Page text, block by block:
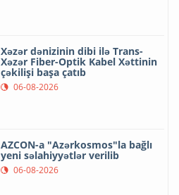
Xəzər dənizinin dibi ilə Trans-
Xəzər Fiber-Optik Kabel Xəttinin
çəkilişi başa çatıb
06-08-2026
AZCON-a "Azərkosmos"la bağlı
yeni səlahiyyətlər verilib
06-08-2026